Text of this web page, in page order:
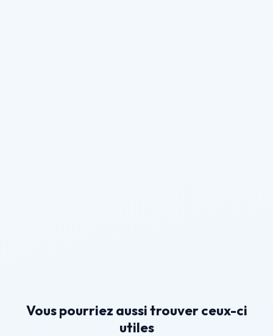
Vous pourriez aussi trouver ceux-ci
utiles